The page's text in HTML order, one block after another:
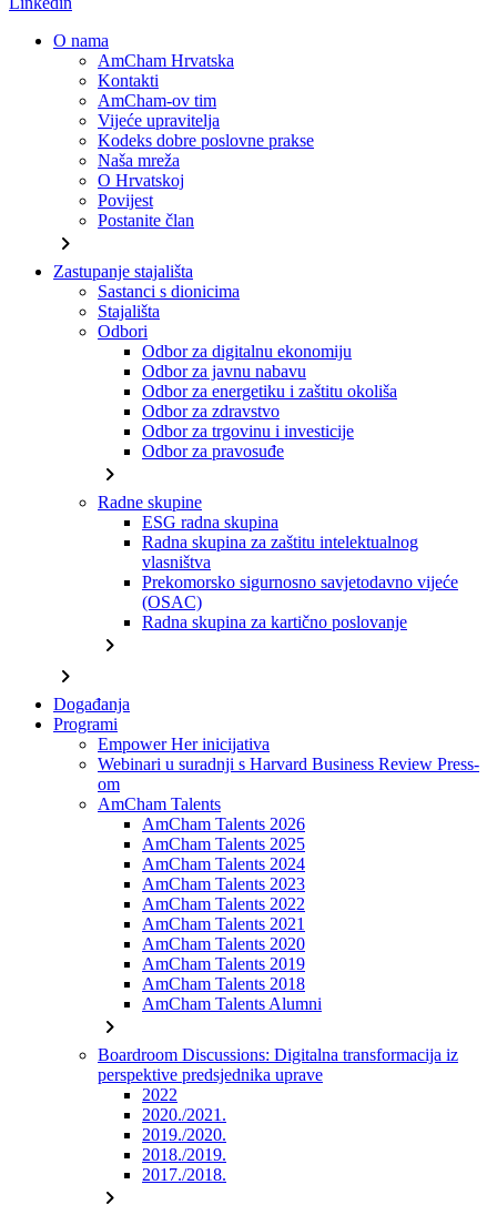
O nama
AmCham Hrvatska
Kontakti
AmCham-ov tim
Vijeće upravitelja
Kodeks dobre poslovne prakse
Naša mreža
O Hrvatskoj
Povijest
Postanite član
chevron_right
Zastupanje stajališta
Sastanci s dionicima
Stajališta
Odbori
Odbor za digitalnu ekonomiju
Odbor za javnu nabavu
Odbor za energetiku i zaštitu okoliša
Odbor za zdravstvo
Odbor za trgovinu i investicije
Odbor za pravosuđe
chevron_right
Radne skupine
ESG radna skupina
Radna skupina za zaštitu intelektualnog
vlasništva
Prekomorsko sigurnosno savjetodavno vijeće
(OSAC)
Radna skupina za kartično poslovanje
chevron_right
chevron_right
Događanja
Programi
Empower Her inicijativa
Webinari u suradnji s Harvard Business Review Press-
om
AmCham Talents
AmCham Talents 2026
AmCham Talents 2025
AmCham Talents 2024
AmCham Talents 2023
AmCham Talents 2022
AmCham Talents 2021
AmCham Talents 2020
AmCham Talents 2019
AmCham Talents 2018
AmCham Talents Alumni
chevron_right
Boardroom Discussions: Digitalna transformacija iz
perspektive predsjednika uprave
2022
2020./2021.
2019./2020.
2018./2019.
2017./2018.
chevron_right